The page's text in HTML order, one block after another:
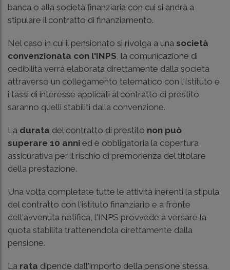
banca o alla società finanziaria con cui si andrà a
stipulare il contratto di finanziamento.
Nel caso in cui il pensionato si rivolga a una società
convenzionata con l'INPS , la comunicazione di
cedibilità verrà elaborata direttamente dalla società
attraverso un collegamento telematico con l'Istituto e
i tassi di interesse applicati al contratto di prestito
saranno quelli stabiliti dalla convenzione.
La durata del contratto di prestito non può
superare 10 anni ed è obbligatoria la copertura
assicurativa per il rischio di premorienza del titolare
della prestazione.
Una volta completate tutte le attività inerenti la stipula
del contratto con l'istituto finanziario e a fronte
dell'avvenuta notifica, l'INPS provvede a versare la
quota stabilita trattenendola direttamente dalla
pensione.
La rata dipende dall'importo della pensione stessa.